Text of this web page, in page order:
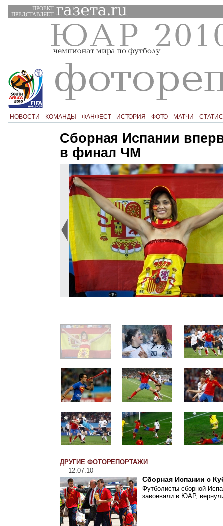
ПРОЕКТ
ПРЕДСТАВЛЯЕТ
НОВОСТИ КОМАНДЫ ФАНФЕСТ ИСТОРИЯ ФОТО МАТЧИ
Сборная Испании
в финал ЧМ
ДРУГИЕ ФОТОРЕПОРТАЖИ
— 12.07.10 —
Сборная Испании с
Футболисты сборной
завоевали в ЮАР,